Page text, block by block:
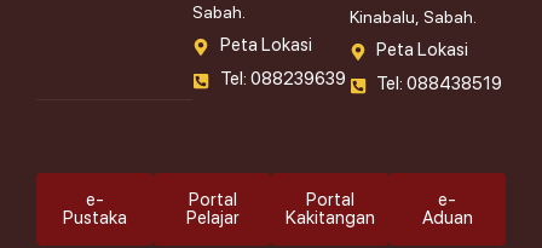
Sabah.
Peta Lokasi
Tel: 088239639
Kinabalu, Sabah.
Peta Lokasi
Tel: 088438519
e-
Pustaka
Portal
Pelajar
Portal
Kakitangan
e-
Aduan